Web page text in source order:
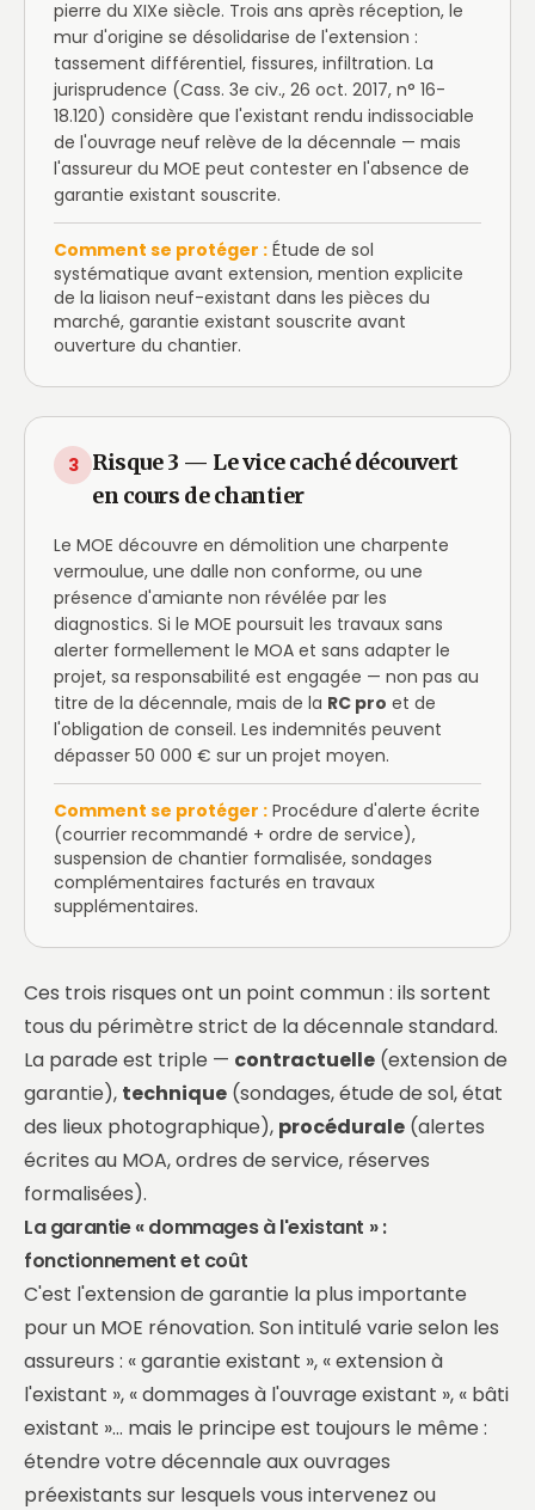
pierre du XIXe siècle. Trois ans après réception, le
mur d'origine se désolidarise de l'extension :
tassement différentiel, fissures, infiltration. La
jurisprudence (Cass. 3e civ., 26 oct. 2017, n° 16-
18.120) considère que l'existant rendu indissociable
de l'ouvrage neuf relève de la décennale — mais
l'assureur du MOE peut contester en l'absence de
garantie existant souscrite.
Comment se protéger : Étude de sol
systématique avant extension, mention explicite
de la liaison neuf-existant dans les pièces du
marché, garantie existant souscrite avant
ouverture du chantier.
3
Risque 3 — Le vice caché découvert
en cours de chantier
Le MOE découvre en démolition une charpente
vermoulue, une dalle non conforme, ou une
présence d'amiante non révélée par les
diagnostics. Si le MOE poursuit les travaux sans
alerter formellement le MOA et sans adapter le
projet, sa responsabilité est engagée — non pas au
titre de la décennale, mais de la RC pro et de
l'obligation de conseil. Les indemnités peuvent
dépasser 50 000 € sur un projet moyen.
Comment se protéger : Procédure d'alerte écrite
(courrier recommandé + ordre de service),
suspension de chantier formalisée, sondages
complémentaires facturés en travaux
supplémentaires.
Ces trois risques ont un point commun : ils sortent
tous du périmètre strict de la décennale standard.
La parade est triple — contractuelle (extension de
garantie), technique (sondages, étude de sol, état
des lieux photographique), procédurale (alertes
écrites au MOA, ordres de service, réserves
formalisées).
La garantie « dommages à l'existant » :
fonctionnement et coût
C'est l'extension de garantie la plus importante
pour un MOE rénovation. Son intitulé varie selon les
assureurs : « garantie existant », « extension à
l'existant », « dommages à l'ouvrage existant », « bâti
existant »… mais le principe est toujours le même :
étendre votre décennale aux ouvrages
préexistants sur lesquels vous intervenez ou